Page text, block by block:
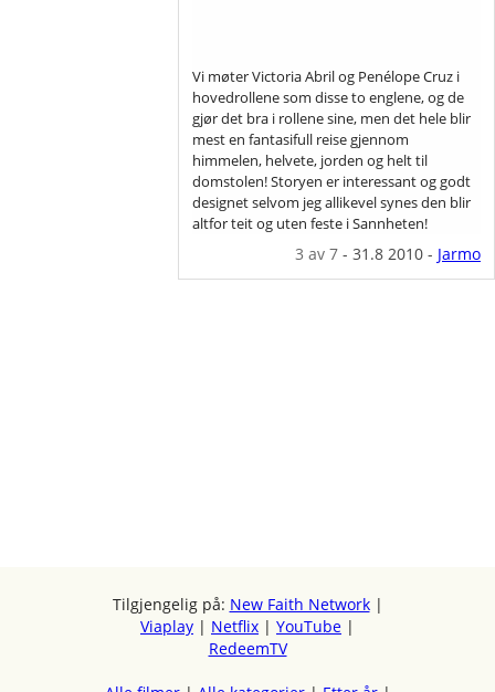
Vi møter Victoria Abril og Penélope Cruz i
hovedrollene som disse to englene, og de
gjør det bra i rollene sine, men det hele blir
mest en fantasifull reise gjennom
himmelen, helvete, jorden og helt til
domstolen! Storyen er interessant og godt
designet selvom jeg allikevel synes den blir
altfor teit og uten feste i Sannheten!
3 av 7- 31.8 2010- Jarmo
Tilgjengelig på: New Faith Network|
Viaplay | Netflix | YouTube |
RedeemTV